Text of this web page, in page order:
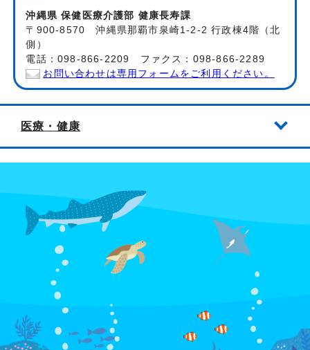
沖縄県 保健医療介護部 健康長寿課
〒900-8570 沖縄県那覇市泉崎1-2-2 行政棟4階（北
側）
電話：098-866-2209 ファクス：098-866-2289
お問い合わせは専用フォームをご利用ください。
医療・健康